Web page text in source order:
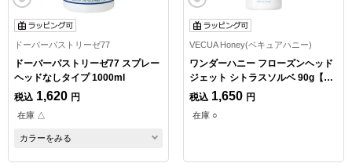
ドーバーパストリーゼ77
ドーバーパストリーゼ77 スプレー
ヘッドなしタイプ 1000ml
税込 1,620 円
在庫 △
カラーをみる
VECUA Honey(ベキュアハニー)
ワンダーハニー フローズンヘッド
ジェット シトラスソルベ 90g【数
量限定】
税込 1,650 円
在庫 ○